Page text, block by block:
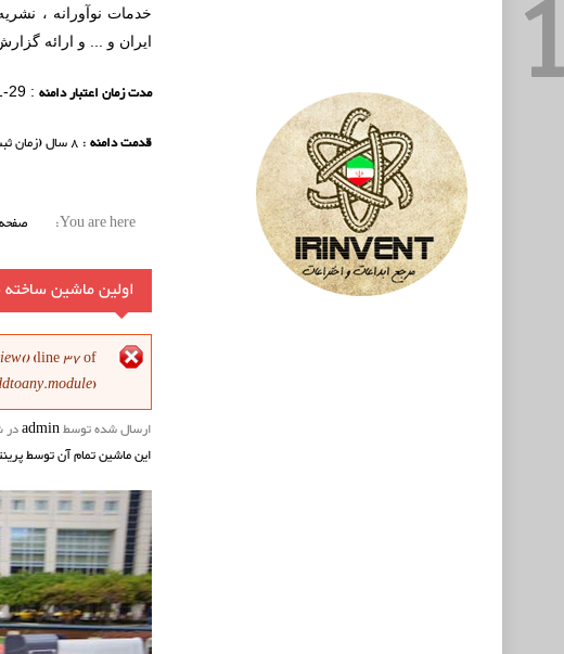
خدمات نوآورانه ،
ایران و ... و ارائه
مدت زمان اعتبار دامنه: 29-01-2020 مصادف با چهارشنبه، ۹ بهمن ۱۳۹۸
قدمت دامنه: 8 سال (زمان ثبت اولیه :
You are here:
اولین ماشین
پیغام خطا
(line37of
).
ارسال شده توسطadminدر ش., 10/
این ماشین تمام آن توسط